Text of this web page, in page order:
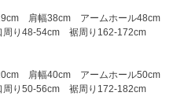
肩幅38cm アームホール48cm
り48-54cm 裾周り162-172cm
肩幅40cm アームホール50cm
り50-56cm 裾周り172-182cm